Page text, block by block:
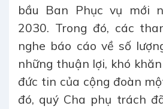
bầu Ban Phục vụ mới
2030. Trong đó, các
nghe báo cáo về số
những thuận lợi, khó
đức tin của cộng đoàn
đó, quý Cha phụ trách